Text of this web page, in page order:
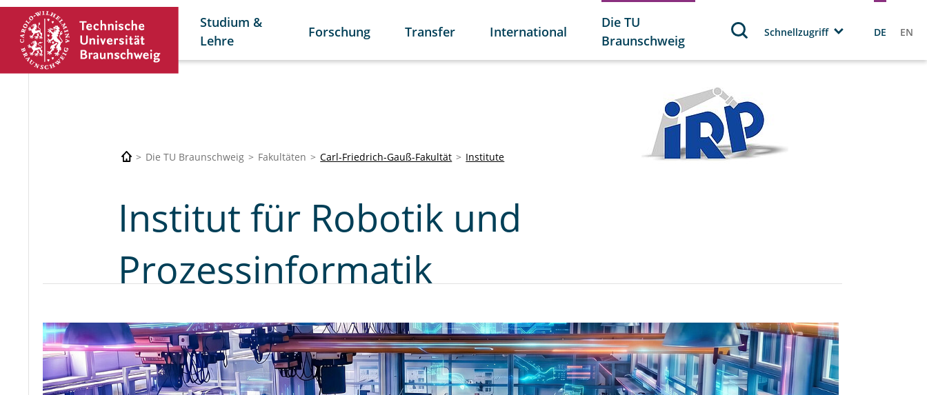
Studium &
Lehre
Forschung Transfer International
Die TU
Braunschweig
Schnellzugriff DE EN
Die TU Braunschweig Fakultäten Carl-Friedrich-Gauß-Fakultät Institute
Institut für Robotik und
Prozessinformatik